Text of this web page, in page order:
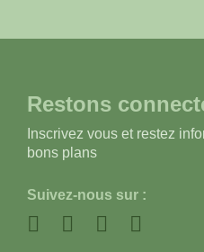
Restons
Inscrivez vous et restez
bons plans
Suivez-nous sur :